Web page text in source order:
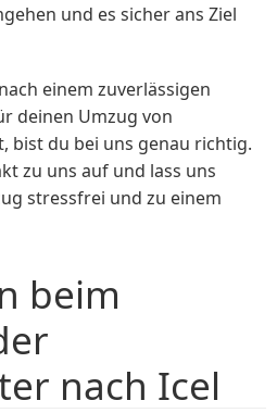
und es sicher ans Ziel
einem zuverlässigen
deinen Umzug von
bist du bei uns genau richtig.
zu uns auf und lass uns
stressfrei und zu einem
beim
nach Icel